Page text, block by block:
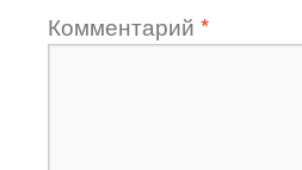
Комментарий *